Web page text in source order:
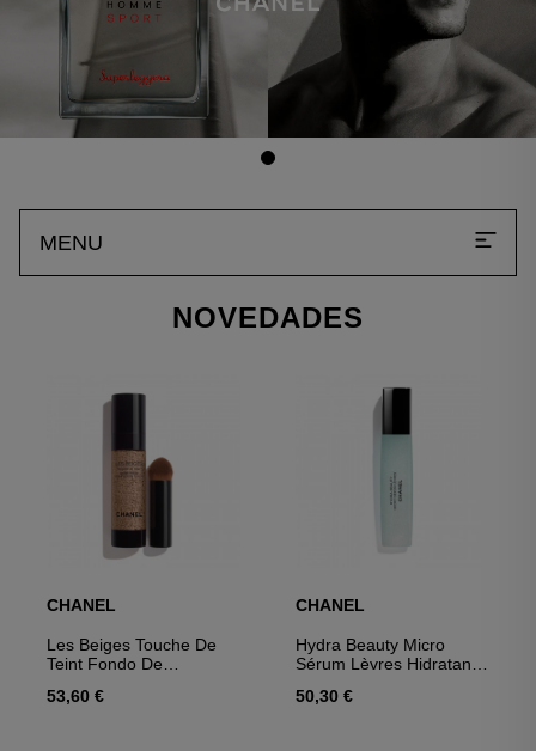
MENU
NOVEDADES
CHANEL
Les Beiges Touche De
Teint Fondo De
Microburbujas De
53,60 €
CHANEL
Hydra Beauty Micro
Sérum Lèvres Hidratante
50,30 €